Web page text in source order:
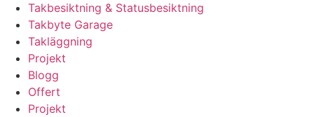
Takbesiktning & Statusbesiktning
Takbyte Garage
Takläggning
Projekt
Blogg
Offert
Projekt